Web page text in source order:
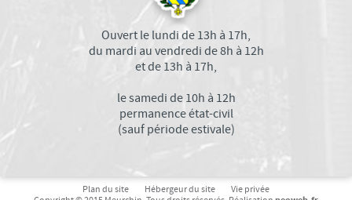
Ouvert le lundi de 13h à 17h,
du mardi au vendredi de 8h à 12h
et de 13h à 17h,
le samedi de 10h à 12h
permanence état-civil
(sauf période estivale)
Plan du site Hébergeur du site
Vie privée